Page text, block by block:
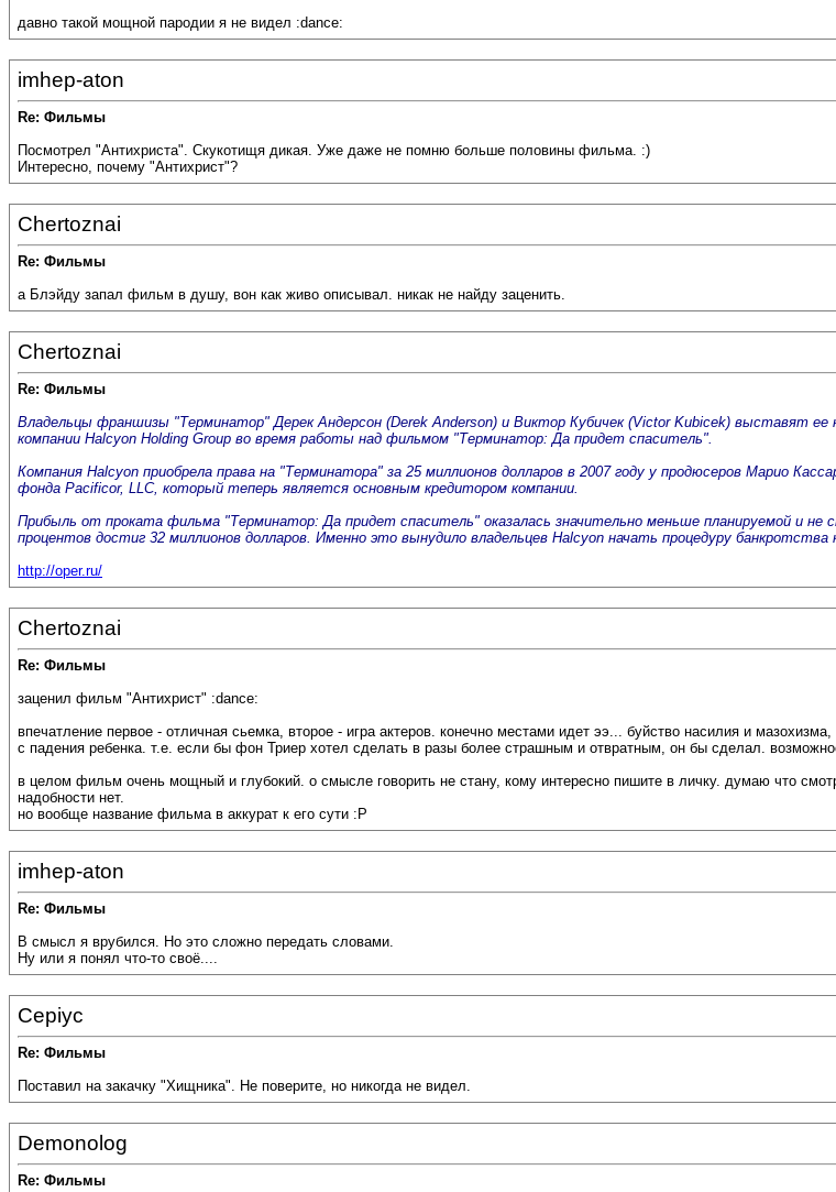
давно такой мощной пародии я не видел :dance:
imhep-aton
Re: Фильмы
Посмотрел "Антихриста". Скукотищя дикая. Уже даже не помню больше половины фильма. :)
Интересно, почему "Антихрист"?
Chertoznai
Re: Фильмы
а Блэйду запал фильм в душу, вон как живо описывал. никак не найду заценить.
Chertoznai
Re: Фильмы
Владельцы франшизы "Терминатор" Дерек Андерсон (Derek Anderson) и Виктор Кубичек (Victor Kubicek) выставят
компании Halcyon Holding Group во время работы над фильмом "Терминатор: Да придет спаситель".
Компания Halcyon приобрела права на "Терминатора" за 25 миллионов долларов в 2007 году у продюсеров Марио
фонда Pacificor, LLC, который теперь является основным кредитором компании.
Прибыль от проката фильма "Терминатор: Да придет спаситель" оказалась значительно меньше планируемой и
процентов достиг 32 миллионов долларов. Именно это вынудило владельцев Halcyon начать процедуру банкротства
http://oper.ru/
Chertoznai
Re: Фильмы
заценил фильм "Антихрист" :dance:
впечатление первое - отличная сьемка, второе - игра актеров. конечно местами идет ээ... буйство насилия и
с падения ребенка. т.е. если бы фон Триер хотел сделать в разы более страшным и отвратным, он бы сделал.
в целом фильм очень мощный и глубокий. о смысле говорить не стану, кому интересно пишите в личку. думаю что
надобности нет.
но вообще название фильма в аккурат к его сути :P
imhep-aton
Re: Фильмы
В смысл я врубился. Но это сложно передать словами.
Ну или я понял что-то своё....
Cepiyc
Re: Фильмы
Поставил на закачку "Хищника". Не поверите, но никогда не видел.
Demonolog
Re: Фильмы